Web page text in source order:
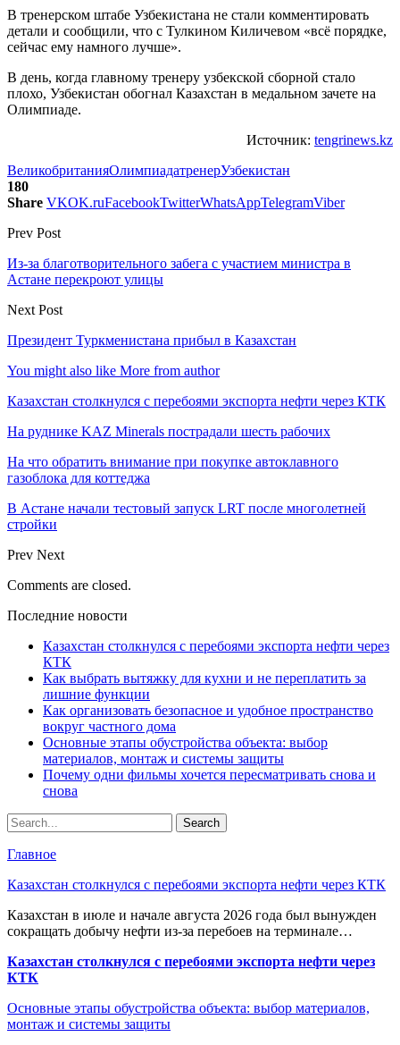
В тренерском штабе Узбекистана не стали комментировать
детали и сообщили, что с Тулкином Киличевом «всё порядке,
сейчас ему намного лучше».
В день, когда главному тренеру узбекской сборной стало
плохо, Узбекистан обогнал Казахстан в медальном зачете на
Олимпиаде.
Источник: tengrinews.kz
ВеликобританияОлимпиадатренерУзбекистан
180
Share VKOK.ruFacebookTwitterWhatsAppTelegramViber
Prev Post
Из-за благотворительного забега с участием министра в
Астане перекроют улицы
Next Post
Президент Туркменистана прибыл в Казахстан
You might also like More from author
Казахстан столкнулся с перебоями экспорта нефти через КТК
На руднике KAZ Minerals пострадали шесть рабочих
На что обратить внимание при покупке автоклавного
газоблока для коттеджа
В Астане начали тестовый запуск LRT после многолетней
стройки
Prev Next
Comments are closed.
Последние новости
Казахстан столкнулся с перебоями экспорта нефти через
КТК
Как выбрать вытяжку для кухни и не переплатить за
лишние функции
Как организовать безопасное и удобное пространство
вокруг частного дома
Основные этапы обустройства объекта: выбор
материалов, монтаж и системы защиты
Почему одни фильмы хочется пересматривать снова и
снова
Главное
Казахстан столкнулся с перебоями экспорта нефти через КТК
Казахстан в июле и начале августа 2026 года был вынужден
сокращать добычу нефти из-за перебоев на терминале…
Казахстан столкнулся с перебоями экспорта нефти через
КТК
Основные этапы обустройства объекта: выбор материалов,
монтаж и системы защиты